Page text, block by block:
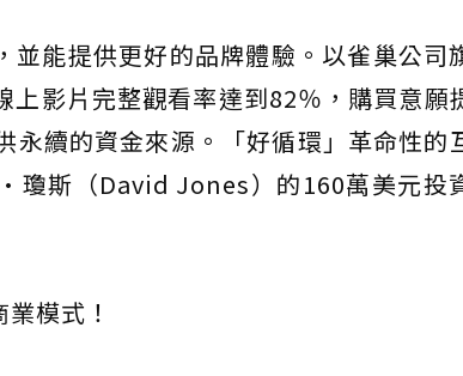
能提供更好的品牌體驗。以雀巢公司
影片完整觀看率達到82％，購買意願
續的資金來源。「好循環」革命性的
瓊斯（David Jones）的160萬美元投
模式！